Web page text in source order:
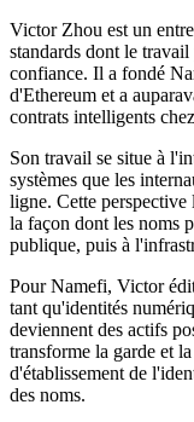
Victor Zhou est un
standards dont le
confiance. Il a fondé
d'Ethereum et a
contrats intelligents
Son travail se situe à
systèmes que les
ligne. Cette perspective
la façon dont les noms
publique, puis à
Pour Namefi, Victor
tant qu'identités
deviennent des actifs
transforme la garde et
d'établissement de
des noms.